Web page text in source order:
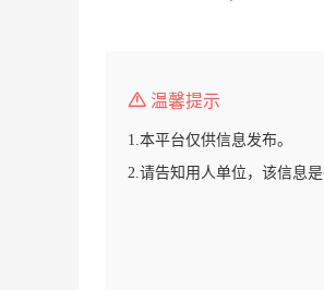
温馨提示
1.本平台仅供信息发布。
2.请告知用人单位，该信息